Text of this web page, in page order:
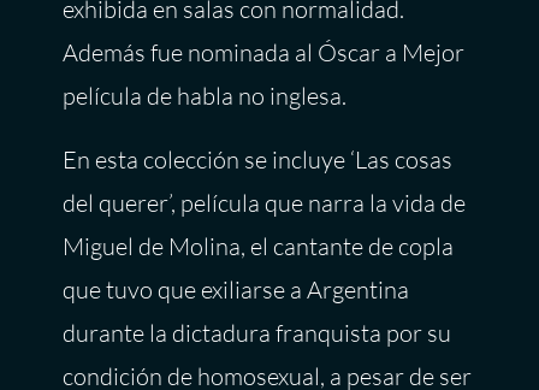
exhibida en salas con normalidad.
Además fue nominada al Óscar a Mejor
película de habla no inglesa.
En esta colección se incluye ‘Las cosas
del querer’, película que narra la vida de
Miguel de Molina, el cantante de copla
que tuvo que exiliarse a Argentina
durante la dictadura franquista por su
condición de homosexual, a pesar de ser